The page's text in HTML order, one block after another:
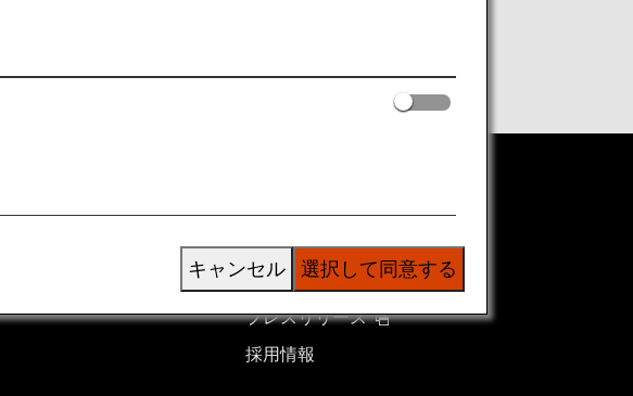
グループ企業一覧
株主・投資家情報
プレスリリース
採用情報
選択して同意する
キャンセル